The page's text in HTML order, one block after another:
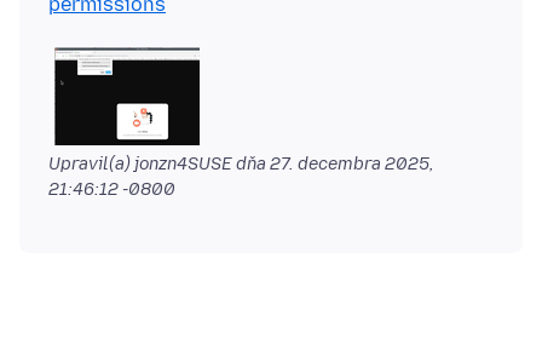
Upravil(a) jonzn4SUSE dňa 27. decembra 2025,
21:46:12 -0800